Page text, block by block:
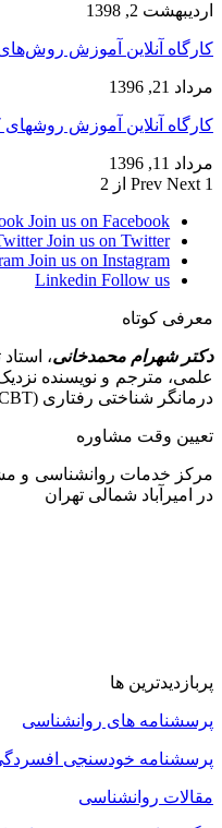
اردیبهشت 2, 1398
کارگاه آنلاین آموزش
مرداد 21, 1396
کارگاه آنلاین آموزش
مرداد 11, 1396
Prev Next 1 از 2
Join us on Facebook
Join us on Twitter
Join us on Instagram
Linkedin Follow us
معرفی کوتاه
دکتر شهرام محمدخانی
درمانگر شناختی رفتاری (CBT) و طرحواره درمانی در زمینه اضطراب، افسردگی، وسواس، مشکلات بین فردی و زناشویی و مشاوره پیش از ازدواج
تعیین وقت مشاوره
در امیرآباد شمالی تهران
پربازدیدترین ها
پرسشنامه های روانشناسی
پرسشنامه خودسنجی
مقالات روانشناسی